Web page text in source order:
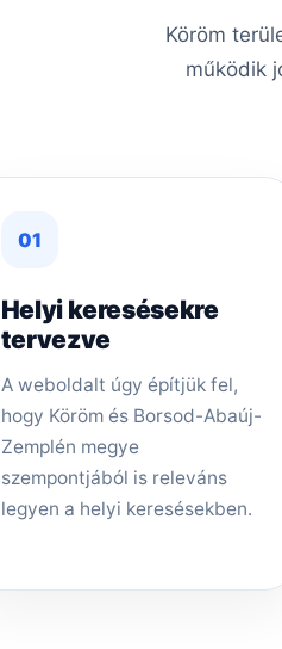
Köröm
működik
01
Helyi keresésekre
tervezve
A weboldalt úgy építjük fel,
hogy Köröm és Borsod-Abaúj-
Zemplén megye
szempontjából is releváns
legyen a helyi keresésekben.